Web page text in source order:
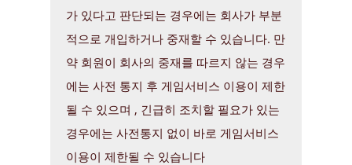
가 있다고 판단되는 경우에는 회사가 부분
적으로 개입하거나 중재할 수 있습니다. 만
약 회원이 회사의 중재를 따르지 않는 경우
에는 사전 통지 후 게임서비스 이용이 제한
될 수 있으며 , 긴급히 조치할 필요가 있는
경우에는 사전통지 없이 바로 게임서비스
이용이 제한될 수 있습니다